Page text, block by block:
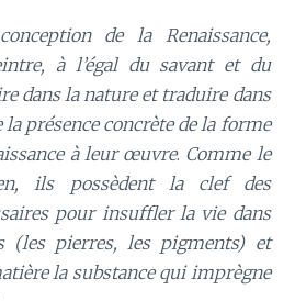
de la Renaissance,
à l’égal du savant et du
dans la nature et traduire dans
la présence concrète de la forme
à leur œuvre. Comme le
ils possèdent la clef des
pour insuffler la vie dans
(les pierres, les pigments) et
la substance qui imprègne